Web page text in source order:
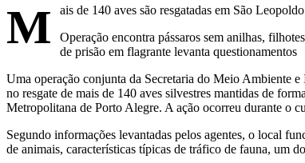
M
ais de 140 aves são resgatadas em São
Operação encontra pássaros sem anilhas,
de prisão em flagrante levanta questionamentos
Uma operação conjunta da Secretaria do Meio Ambiente
no resgate de mais de 140 aves silvestres mantidas de
Metropolitana de Porto Alegre. A ação ocorreu durante o
Segundo informações levantadas pelos agentes, o local
de animais, características típicas de tráfico de fauna, um